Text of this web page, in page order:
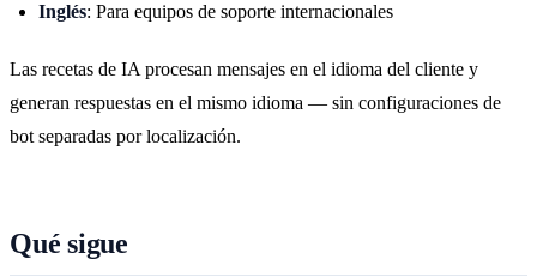
Inglés: Para equipos de soporte internacionales
Las recetas de IA procesan mensajes en el idioma del cliente y
generan respuestas en el mismo idioma — sin configuraciones de
bot separadas por localización.
Qué sigue